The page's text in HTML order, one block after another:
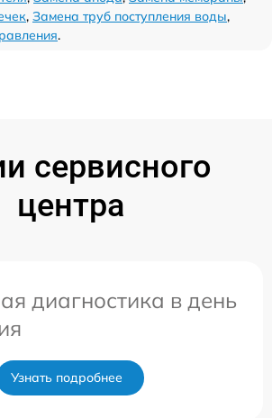
, Замена труб поступления воды,
.
сервисного
центра
диагностика в день
Узнать подробнее